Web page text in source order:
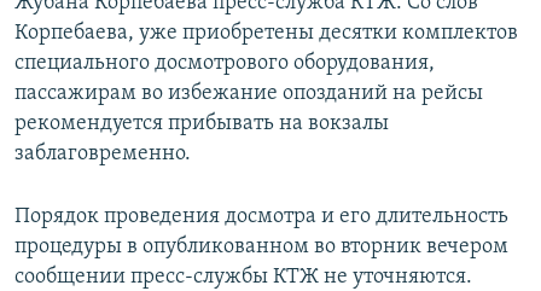
Корпебаева, уже приобретены десятки комплектов
специального досмотрового оборудования,
пассажирам во избежание опозданий на рейсы
рекомендуется прибывать на вокзалы
заблаговременно.
Порядок проведения досмотра и его длительность
процедуры в опубликованном во вторник вечером
сообщении пресс-службы КТЖ не уточняются.